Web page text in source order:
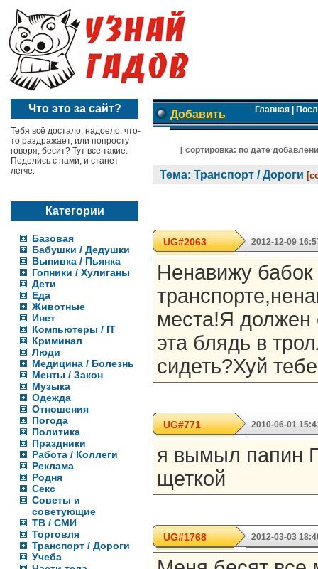
Что это за сайт?
Тебя всё достало, надоело, что-
то раздражает, или попросту
говоря, бесит? Тут все такие.
Поделись с нами, и станет
легче.
Категории
Базовая
Бабушки / Дедушки
Выпивка / Пьянка
Гопники / Хулиганы
Дети
Еда
Животные
Инет
Компьютеры / IT
Криминал
Люди
Медицина / Болезнь
Менты / Закон
Музыка
Одежда
Отношения
Погода
Политика
Праздники
Работа / Коллеги
Реклама
Родня
Секс
Советы и
советующие
ТВ / СМИ
Торговля
Транспорт / Дороги
Учеба
Добавить Главная|
[ cортировка: по дате
Тема: Транспорт / Дороги
UG#2063 2012-12-09
Ненавижу бабок
места!Я должен
эта блядь в
сидеть?Хуй
UG#771 2010-06-01
я вымыл папин
щеткой
UG#1768 2012-03-03